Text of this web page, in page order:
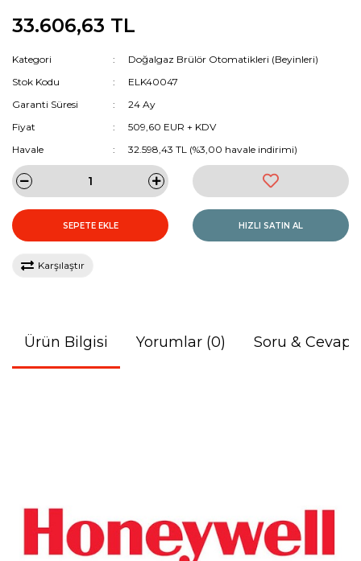
33.606,63 TL
Kategori
Doğalgaz Brülör Otomatikleri (Beyinleri)
Stok Kodu
ELK40047
Garanti Süresi
24 Ay
Fiyat
509,60 EUR + KDV
Havale
32.598,43 TL (%3,00 havale indirimi)
SEPETE EKLE HIZLI SATIN AL
Karşılaştır
Ürün Bilgisi Yorumlar (0) Soru & Cevap